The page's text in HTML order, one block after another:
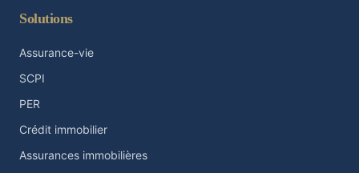
Solutions
Assurance-vie
SCPI
PER
Crédit immobilier
Assurances immobilières